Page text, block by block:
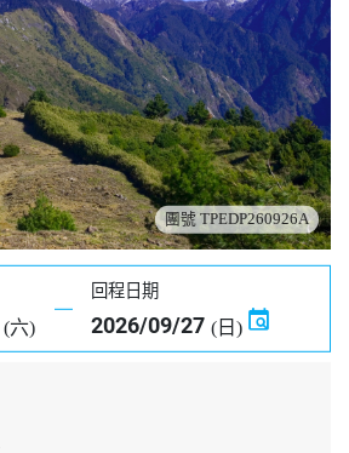
團號 TPEDP260926A
(六)
回程日期
2026/09/27 (日)